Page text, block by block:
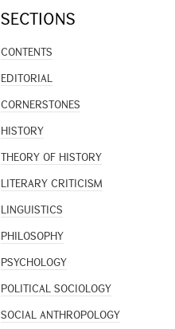
SECTIONS
CONTENTS
EDITORIAL
CORNERSTONES
HISTORY
THEORY OF HISTORY
LITERARY CRITICISM
LINGUISTICS
PHILOSOPHY
PSYCHOLOGY
POLITICAL SOCIOLOGY
SOCIAL ANTHROPOLOGY